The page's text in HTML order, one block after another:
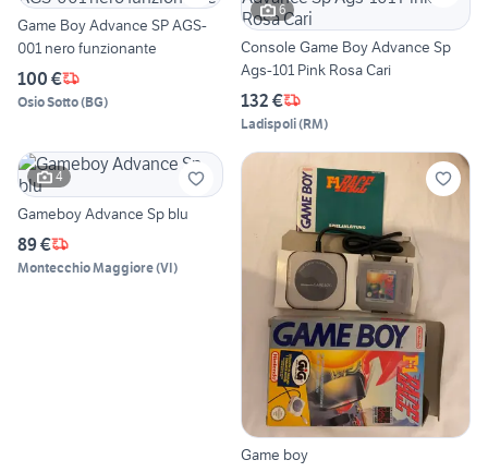
Game Boy Advance SP AGS-
001 nero funzionante
100 €
Osio Sotto(BG)
6
Console Game Boy Advance Sp
Ags-101 Pink Rosa Cari
132 €
Ladispoli(RM)
4
Gameboy Advance Sp blu
89 €
Montecchio Maggiore(VI)
Game boy